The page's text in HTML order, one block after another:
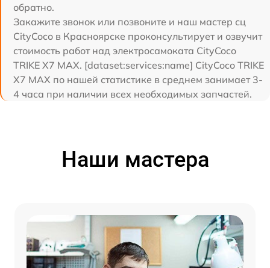
обратно.
Закажите звонок или позвоните и наш мастер сц
CityCoco в Красноярске проконсультирует и озвучит
стоимость работ над электросамоката CityCoco
TRIKE X7 MAX. [dataset:services:name] CityCoco TRIKE
X7 MAX по нашей статистике в среднем занимает 3-
4 часа при наличии всех необходимых запчастей.
Наши мастера